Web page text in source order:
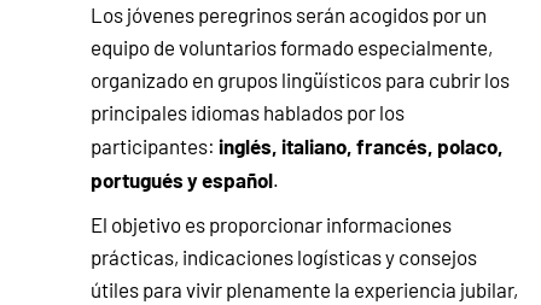
Los jóvenes peregrinos serán acogidos por un
equipo de voluntarios formado especialmente,
organizado en grupos lingüísticos para cubrir los
principales idiomas hablados por los
participantes: inglés, italiano, francés, polaco,
portugués y español.
El objetivo es proporcionar informaciones
prácticas, indicaciones logísticas y consejos
útiles para vivir plenamente la experiencia jubilar,